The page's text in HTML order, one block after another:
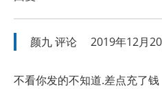
颜九评论 2019年12月
不看你发的不知道.差点充了钱